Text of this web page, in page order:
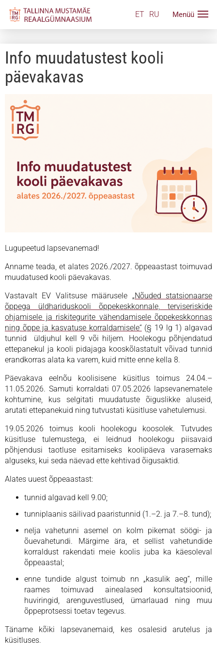
ET RU
Info muudatustest kooli
päevakavas
Lugupeetud lapsevanemad!
Anname teada, et alates 2026./2027. õppeaastast toimuvad
muudatused kooli päevakavas.
Vastavalt EV Valitsuse määrusele „Nõuded statsionaarse
õppega üldhariduskooli õppekeskkonnale, terviseriskide
ohjamisele ja riskitegurite vähendamisele õppekeskkonnas
ning õppe ja kasvatuse korraldamisele“(§ 19 lg 1) algavad
tunnid üldjuhul kell 9 või hiljem. Hoolekogu põhjendatud
ettepanekul ja kooli pidajaga kooskõlastatult võivad tunnid
erandkorras alata ka varem, kuid mitte enne kella 8.
Päevakava eelnõu koolisisene küsitlus toimus 24.04.–
11.05.2026. Samuti korraldati 07.05.2026 lapsevanematele
kohtumine, kus selgitati muudatuste õiguslikke aluseid,
arutati ettepanekuid ning tutvustati küsitluse vahetulemusi.
19.05.2026 toimus kooli hoolekogu koosolek. Tutvudes
küsitluse tulemustega, ei leidnud hoolekogu piisavaid
põhjendusi taotluse esitamiseks koolipäeva varasemaks
alguseks, kui seda näevad ette kehtivad õigusaktid.
Alates uuest õppeaastast:
tunnid algavad kell 9.00;
tunniplaanis säilivad paaristunnid (1.–2. ja 7.–8. tund);
nelja vahetunni asemel on kolm pikemat söögi- ja
õuevahetundi. Märgime ära, et sellist vahetundide
korraldust rakendati meie koolis juba ka käesoleval
õppeaastal;
enne tundide algust toimub nn „kasulik aeg“, mille
raames toimuvad ainealased konsultatsioonid,
huviringid, arenguvestlused, ümarlauad ning muu
õppeprotsessi toetav tegevus.
Täname kõiki lapsevanemaid, kes osalesid arutelus ja
küsitluses.